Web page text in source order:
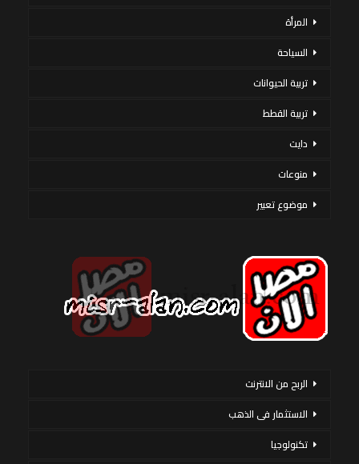
المرأة
السياحة
تربية الحيوانات
تربية القطط
دايت
منوعات
موضوع تعبير
الربح من الانترنت
الاستثمار فى الذهب
تكنولوجيا